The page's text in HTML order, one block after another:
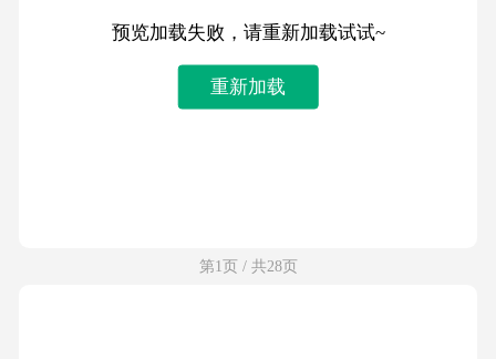
预览加载失败，请重新加载试试~
重新加载
第1页 / 共28页